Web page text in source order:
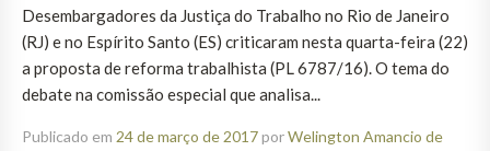
Desembargadores da Justiça do Trabalho no Rio de Janeiro
(RJ) e no Espírito Santo (ES) criticaram nesta quarta-feira (22)
a proposta de reforma trabalhista (PL 6787/16). O tema do
debate na comissão especial que analisa...
Publicado em 24 de março de 2017porWelington Amancio de